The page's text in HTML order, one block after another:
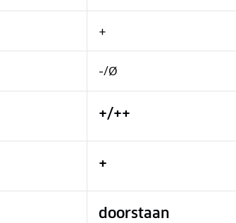
+
-/Ø
+/++
+
doorstaan